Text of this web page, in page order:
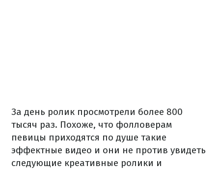
За день ролик просмотрели более 800
тысяч раз. Похоже, что фолловерам
певицы приходятся по душе такие
эффектные видео и они не против увидеть
следующие креативные ролики и